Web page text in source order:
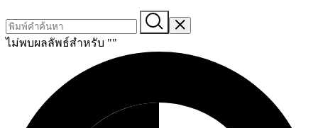
ไม่พบผลลัพธ์สำหรับ ""